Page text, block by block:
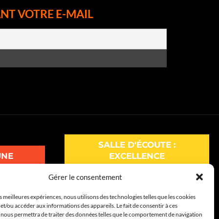
Gérer le consentement
meilleures expériences, nous utilisons des technologies telles que les cookies
ou accéder aux informations des appareils. Le fait de consentir à ces
permettra de traiter des données telles que le comportement de navigation
VOTRE E-MAIL
SALLE D'ÉCOUTE :
EXCELLENCE
SALLE D'ÉCOUTE : COFFRE